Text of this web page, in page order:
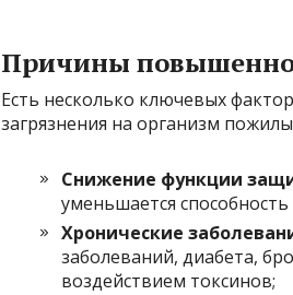
Причины
Есть несколько ключевых
загрязнения на организм
Снижение функции
уменьшается
Хронические
заболеваний, диабета,
воздействием токсинов;